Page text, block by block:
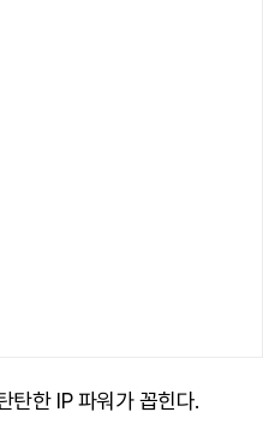
탄한 IP 파워가 꼽힌다.